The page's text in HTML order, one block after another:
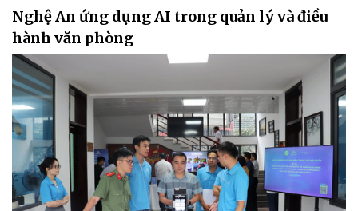
Nghệ An ứng dụng AI trong quản lý và điều
hành văn phòng